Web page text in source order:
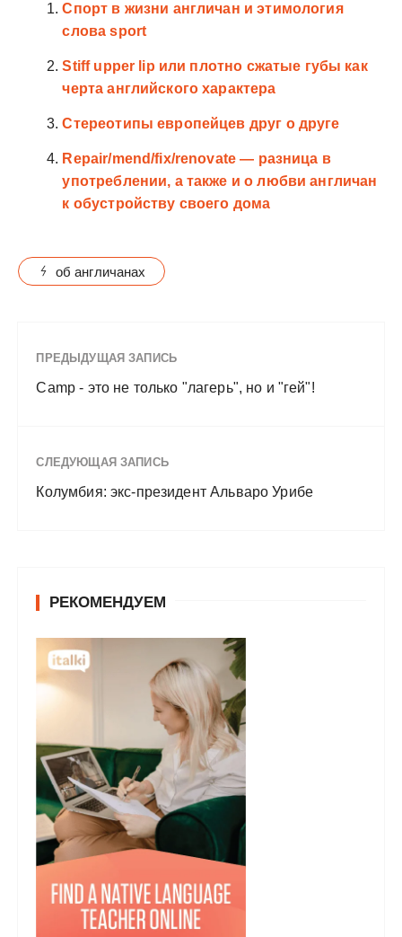
Спорт в жизни англичан и этимология
слова sport
Stiff upper lip или плотно сжатые губы как
черта английского характера
Стереотипы европейцев друг о друге
Repair/mend/fix/renovate — разница в
употреблении, а также и о любви англичан
к обустройству своего дома
об англичанах
ПРЕДЫДУЩАЯ ЗАПИСЬ
Camp - это не только "лагерь", но и "гей"!
СЛЕДУЮЩАЯ ЗАПИСЬ
Колумбия: экс-президент Альваро Урибе
РЕКОМЕНДУЕМ